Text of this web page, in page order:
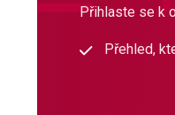
Přihlaste se k
Přehled,